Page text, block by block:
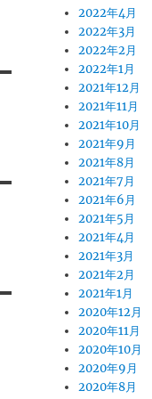
2022年4月
2022年3月
2022年2月
2022年1月
2021年12月
2021年11月
2021年10月
2021年9月
2021年8月
2021年7月
2021年6月
2021年5月
2021年4月
2021年3月
2021年2月
2021年1月
2020年12月
2020年11月
2020年10月
2020年9月
2020年8月